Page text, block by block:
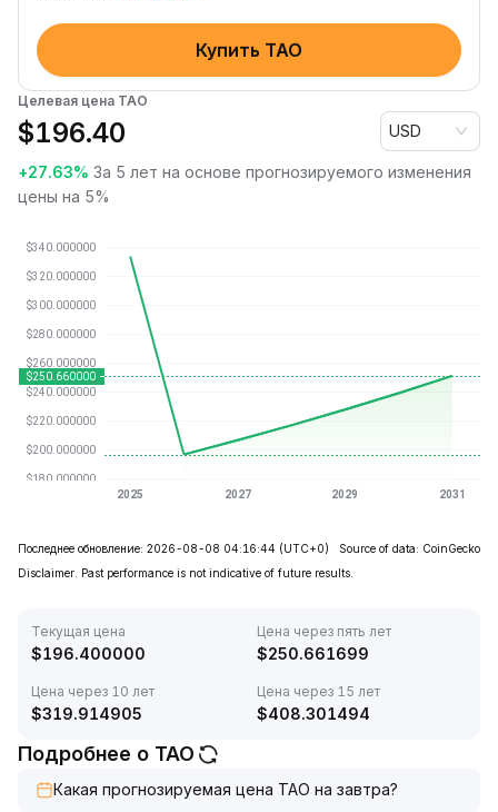
Купить TAO
Целевая цена TAO
$196.40 USD
+27.63% За 5 лет на основе прогнозируемого изменения
цены на 5%
Последнее обновление: 2026-08-08 04:16:44 (UTC+0)
Source of data: CoinGecko
Disclaimer. Past performance is not indicative of future results.
Текущая цена
$196.400000
Цена через пять лет
$250.661699
Цена через 10 лет
$319.914905
Цена через 15 лет
$408.301494
Подробнее о TAO
Какая прогнозируемая цена TAO на завтра?